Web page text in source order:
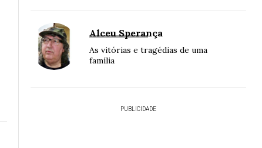
Alceu Sperança
As vitórias e tragédias de uma
família
PUBLICIDADE